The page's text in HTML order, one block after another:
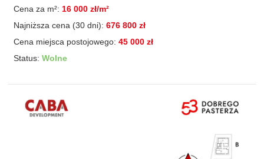
Cena za m²: 16 000 zł/m²
Najniższa cena (30 dni): 676 800 zł
Cena miejsca postojowego: 45 000 zł
Status: Wolne